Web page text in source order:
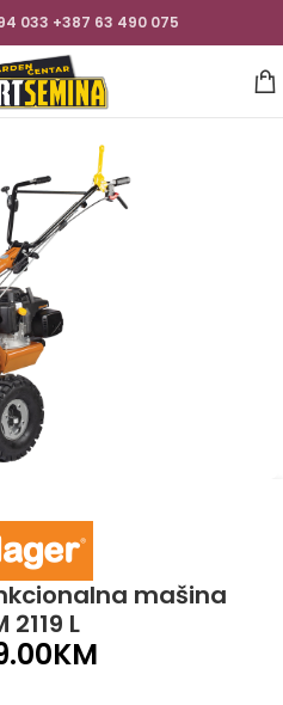
033 +387 63 490 075
mašina
2119 L
KM